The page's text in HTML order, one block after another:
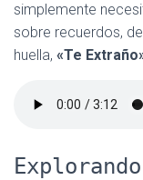
simplemente
sobre recuerdos,
huella, «Te